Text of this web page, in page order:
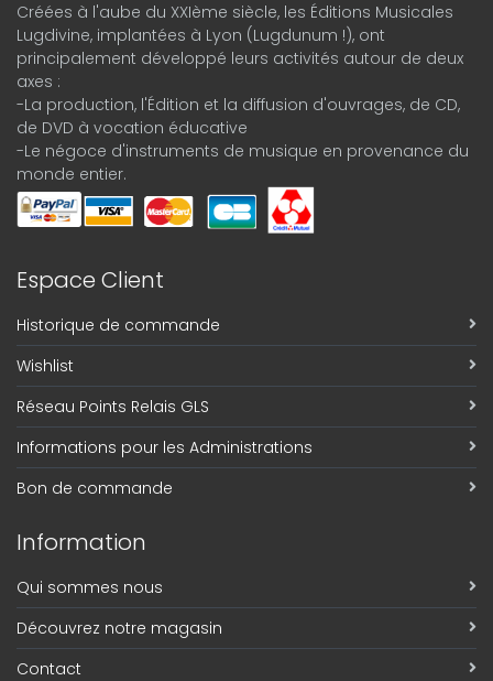
Créées à l'aube du XXIème siècle, les Éditions Musicales
Lugdivine, implantées à Lyon (Lugdunum !), ont
principalement développé leurs activités autour de deux
axes :
-La production, l'Édition et la diffusion d'ouvrages, de CD,
de DVD à vocation éducative
-Le négoce d'instruments de musique en provenance du
monde entier.
Espace Client
Historique de commande
Wishlist
Réseau Points Relais GLS
Informations pour les Administrations
Bon de commande
Information
Qui sommes nous
Découvrez notre magasin
Contact